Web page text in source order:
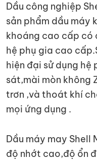
Dầu công nghiệp
sản phẩm dầu máy
khoáng cao cấp có
hệ phụ gia cao
hiện đại sử dụng hệ
sát,mài mòn không
trơn ,và thoát khí
mọi ứng dụng .
Dầu máy may Shell
độ nhớt cao,độ ổn